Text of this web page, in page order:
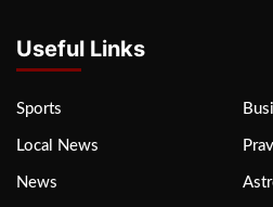
Useful Links
Sports
Local News
News